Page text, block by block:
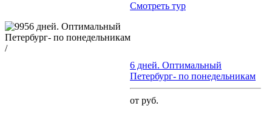
Cмотреть тур
/
6 дней. Оптимальный
Петербург- по понедельникам
от руб.